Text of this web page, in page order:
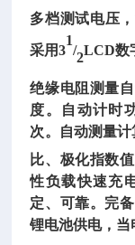
多档测试电压
采用3
1
/2LCD数
绝缘电阻测量
度。自动计时
次。自动测量
比、极化指数
性负载快速充
定、可靠。完
锂电池供电，当